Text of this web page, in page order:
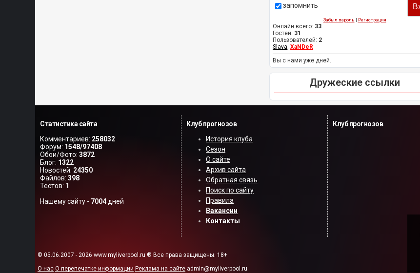
запомнить
Забыл пароль | Регистрация
Онлайн всего: 33
Гостей: 31
Пользователей: 2
Slava, XaNDeR
Вы с нами уже дней.
Дружеские ссылки
Статистика сайта
Комментариев: 258032
Форум: 1548/97408
Обои/Фото: 3872
Блог: 1322
Новостей: 24350
Файлов: 398
Тестов: 1
Нашему сайту - 7004 дней
Клуб прогнозов
История клуба
Сезон
О сайте
Архив сайта
Обратная связь
Поиск по сайту
Правила
Вакансии
Контакты
Клуб прогнозов
© 05.06.2007 - 2026 www.myliverpool.ru ® Все права защищены. 18+
О нас О перепечатке информации Реклама на сайте admin@myliverpool.ru